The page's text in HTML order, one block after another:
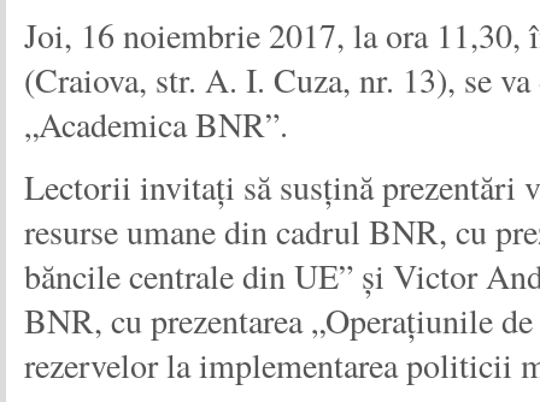
Joi, 16 noiembrie 2017, la ora
(Craiova, str. A. I. Cuza, nr. 13), se
„Academica BNR”.
Lectorii invitați să susțină
resurse umane din cadrul BNR, cu
băncile centrale din UE” și Victor
BNR, cu prezentarea „Operațiunile
rezervelor la implementarea politicii